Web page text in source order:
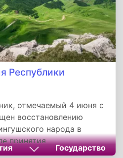
Республики
отмечаемый 4 июня с
восстановлению
народа в
принятия
в 1992 году.Государство